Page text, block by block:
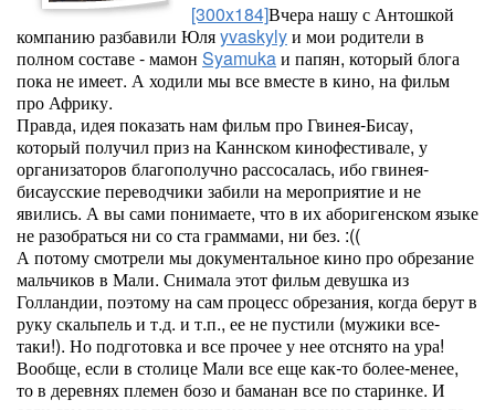
[300x184]Вчера нашу с Антошкой
компанию разбавили Юляyvaskylyи мои родители в
полном составе - мамон Syamukaи папян, который блога
пока не имеет. А ходили мы все вместе в кино, на фильм
про Африку.
Правда, идея показать нам фильм про Гвинея-Бисау,
который получил приз на Каннском кинофестивале, у
организаторов благополучно рассосалась, ибо гвинея-
бисаусские переводчики забили на мероприятие и не
явились. А вы сами понимаете, что в их аборигенском языке
не разобраться ни со ста граммами, ни без. :((
А потому смотрели мы документальное кино про обрезание
мальчиков в Мали. Снимала этот фильм девушка из
Голландии, поэтому на сам процесс обрезания, когда берут в
руку скальпель и т.д. и т.п., ее не пустили (мужики все-
таки!). Но подготовка и все прочее у нее отснято на ура!
Вообще, если в столице Мали все еще как-то более-менее,
то в деревнях племен бозо и баманан все по старинке. И